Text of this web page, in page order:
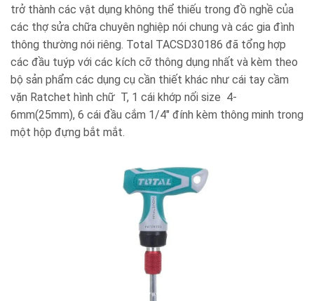
trở thành các vật dụng không thể thiếu trong đồ nghề của
các thợ sửa chữa chuyên nghiệp nói chung và các gia đình
thông thường nói riêng. Total TACSD30186 đã tổng hợp
các đầu tuýp với các kích cỡ thông dụng nhất và kèm theo
bộ sản phẩm các dụng cụ cần thiết khác như cái tay cầm
vặn Ratchet hình chữ T, 1 cái khớp nối size 4-
6mm(25mm), 6 cái đầu cắm 1/4″ đính kèm thông minh trong
một hộp đựng bắt mắt.